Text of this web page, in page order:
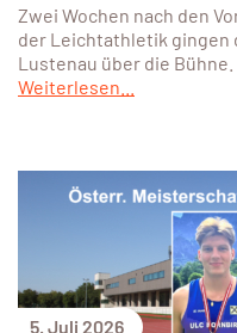
Zwei Wochen nach den
der Leichtathletik gingen
Lustenau über die Bühne.
Weiterlesen...
5. Juli 2026